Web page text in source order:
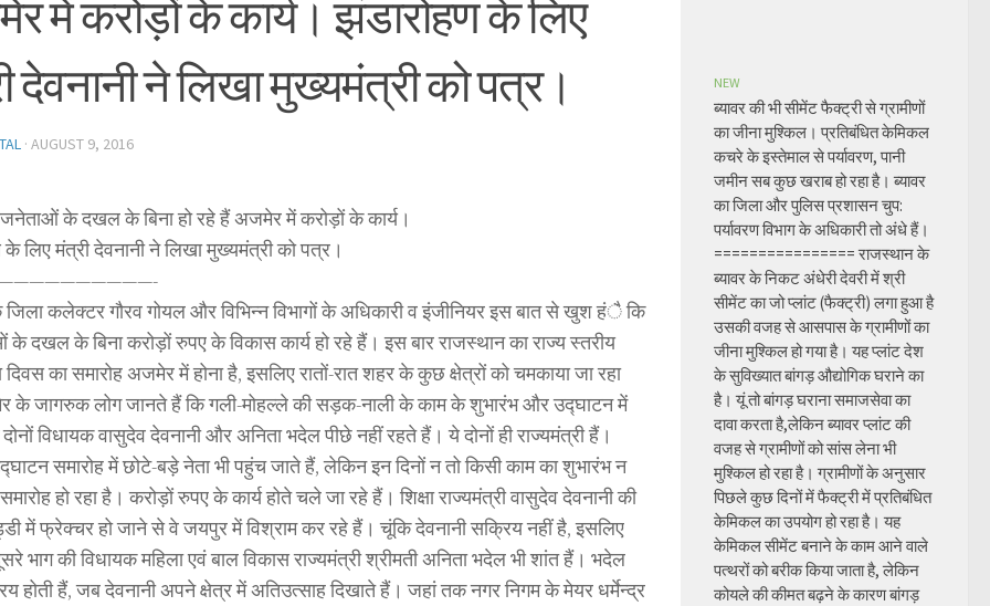
में करोड़ों के कार्य। झंडारोहण के लिए
देवनानी ने लिखा मुख्यमंत्री को पत्र।
· AUGUST 9, 2016
के दखल के बिना हो रहे हैं अजमेर में करोड़ों के कार्य।
लिए मंत्री देवनानी ने लिखा मुख्यमंत्री को पत्र।
कलेक्टर गौरव गोयल और विभिन्न विभागों के अधिकारी व इंजीनियर इस बात से खुश हंै कि
के दखल के बिना करोड़ों रुपए के विकास कार्य हो रहे हैं। इस बार राजस्थान का राज्य स्तरीय
का समारोह अजमेर में होना है, इसलिए रातों-रात शहर के कुछ क्षेत्रों को चमकाया जा रहा
के जागरुक लोग जानते हैं कि गली-मोहल्ले की सड़क-नाली के काम के शुभारंभ और उद्घाटन में
विधायक वासुदेव देवनानी और अनिता भदेल पीछे नहीं रहते हैं। ये दोनों ही राज्यमंत्री हैं।
समारोह में छोटे-बड़े नेता भी पहुंच जाते हैं, लेकिन इन दिनों न तो किसी काम का शुभारंभ न
हो रहा है। करोड़ों रुपए के कार्य होते चले जा रहे हैं। शिक्षा राज्यमंत्री वासुदेव देवनानी की
में फ्रेक्चर हो जाने से वे जयपुर में विश्राम कर रहे हैं। चूंकि देवनानी सक्रिय नहीं है, इसलिए
भाग की विधायक महिला एवं बाल विकास राज्यमंत्री श्रीमती अनिता भदेल भी शांत हैं। भदेल
होती हैं, जब देवनानी अपने क्षेत्र में अतिउत्साह दिखाते हैं। जहां तक नगर निगम के मेयर धर्मेन्द्र
NEW
ब्यावर की भी सीमेंट फैक्ट्री से ग्रामीणों
का जीना मुश्किल। प्रतिबंधित केमिकल
कचरे के इस्तेमाल से पर्यावरण, पानी
जमीन सब कुछ खराब हो रहा है। ब्यावर
का जिला और पुलिस प्रशासन चुप:
पर्यावरण विभाग के अधिकारी तो अंधे हैं।
================ राजस्थान के
ब्यावर के निकट अंधेरी देवरी में श्री
सीमेंट का जो प्लांट (फैक्ट्री) लगा हुआ है
उसकी वजह से आसपास के ग्रामीणों का
जीना मुश्किल हो गया है। यह प्लांट देश
के सुविख्यात बांगड़ औद्योगिक घराने का
है। यूं तो बांगड़ घराना समाजसेवा का
दावा करता है,लेकिन ब्यावर प्लांट की
वजह से ग्रामीणों को सांस लेना भी
मुश्किल हो रहा है। ग्रामीणों के अनुसार
पिछले कुछ दिनों में फैक्ट्री में प्रतिबंधित
केमिकल का उपयोग हो रहा है। यह
केमिकल सीमेंट बनाने के काम आने वाले
पत्थरों को बरीक किया जाता है, लेकिन
कोयले की कीमत बढ़ने के कारण बांगड़